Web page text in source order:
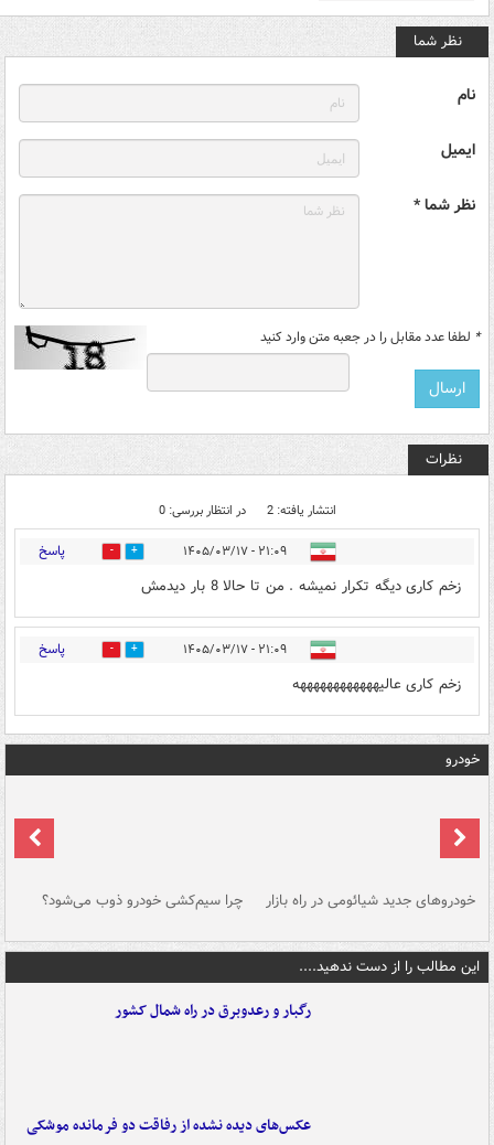
نظر شما
نام
ایمیل
نظر شما *
* لطفا عدد مقابل را در جعبه متن وارد کنید
نظرات
انتشار یافته: 2 در انتظار بررسی: 0
۲۱:۰۹ - ۱۴۰۵/۰۳/۱۷ 0 پاسخ
زخم کاری دیگه تکرار نمیشه . من تا حالا 8 بار دیدمش
۲۱:۰۹ - ۱۴۰۵/۰۳/۱۷ 0 پاسخ
زخم کاری عالیههههههههههههه
خودرو
خودروهای جدید شیائومی در راه بازار چرا سیم‌کشی خودرو ذوب می‌شود؟
این مطالب را از دست ندهید....
رگبار و رعدوبرق در راه شمال کشور
عکس‌های دیده نشده از رفاقت دو فرمانده‌ موشکی